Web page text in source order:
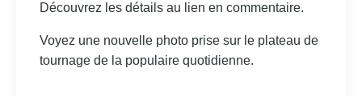
Découvrez les détails au lien en commentaire.
Voyez une nouvelle photo prise sur le plateau de
tournage de la populaire quotidienne.